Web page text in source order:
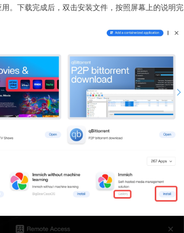
。下载完成后，双击安装文件，按照屏幕上的说明完